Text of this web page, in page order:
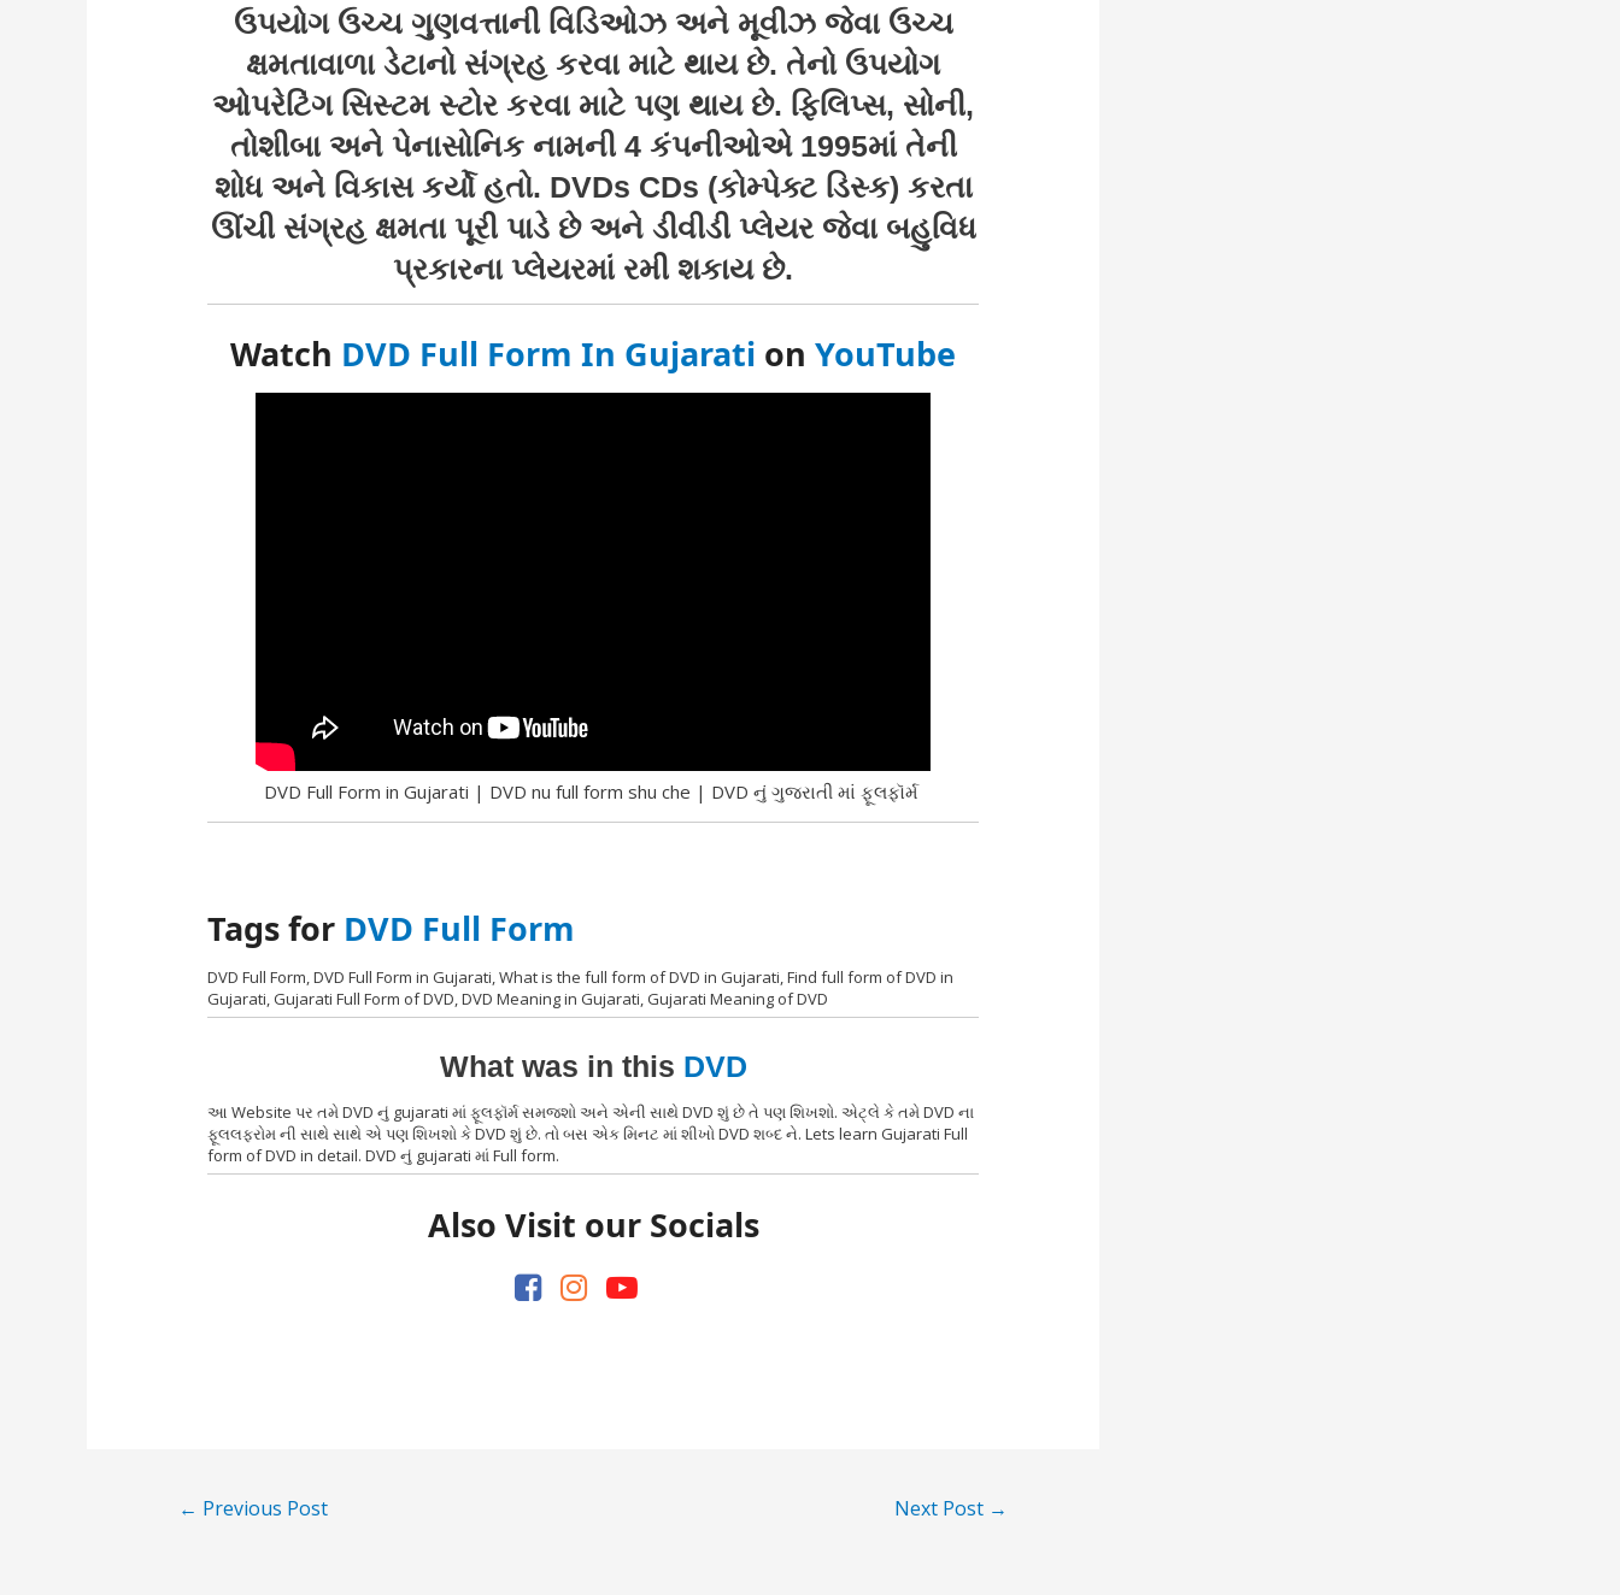
ઉપયોગ ઉચ્ચ ગુણવત્તાની વિડિઓઝ અને મૂવીઝ જેવા ઉચ્ચ
ક્ષમતાવાળા ડેટાનો સંગ્રહ કરવા માટે થાય છે. તેનો ઉપયોગ
ઓપરેટિંગ સિસ્ટમ સ્ટોર કરવા માટે પણ થાય છે. ફિલિપ્સ, સોની,
તોશીબા અને પેનાસોનિક નામની 4 કંપનીઓએ 1995માં તેની
શોધ અને વિકાસ કર્યો હતો. DVDs CDs (કોમ્પેક્ટ ડિસ્ક) કરતા
ઊંચી સંગ્રહ ક્ષમતા પૂરી પાડે છે અને ડીવીડી પ્લેયર જેવા બહુવિધ
પ્રકારના પ્લેયરમાં રમી શકાય છે.
Watch DVD Full Form In Gujarati on YouTube
DVD Full Form in Gujarati | DVD nu full form shu che | DVD નું ગુજરાતી માં ફૂલફૉર્મ
Tags for DVD Full Form
DVD Full Form, DVD Full Form in Gujarati, What is the full form of DVD in Gujarati, Find full form of DVD in
Gujarati, Gujarati Full Form of DVD, DVD Meaning in Gujarati, Gujarati Meaning of DVD
What was in this DVD
આ Website પર તમે DVD નું gujarati માં ફૂલફૉર્મ સમજશો અને એની સાથે DVD શું છે તે પણ શિખશો. એટ્લે કે તમે DVD ના
ફૂલલફરોમ ની સાથે સાથે એ પણ શિખશો કે DVD શું છે. તો બસ એક મિનટ માં શીખો DVD શબ્દ ને. Lets learn Gujarati Full
form of DVD in detail. DVD નું gujarati માં Full form.
Also Visit our Socials
Post
← Previous Post Next Post →